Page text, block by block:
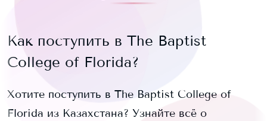
Как поступить в The Baptist
College of Florida?
Хотите поступить в The Baptist College of
Florida из Казахстана? Узнайте всё о